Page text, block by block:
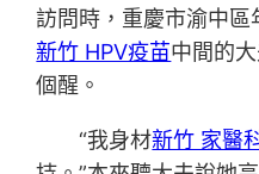
訪問時，重慶市渝中
新竹 HPV疫苗中間的
個醒。
“我身材新竹 家醫